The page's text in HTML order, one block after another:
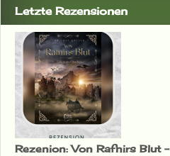
Letzte Rezensionen
Rezenion: Von Rafnirs Blut